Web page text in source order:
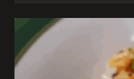
na
rowerze